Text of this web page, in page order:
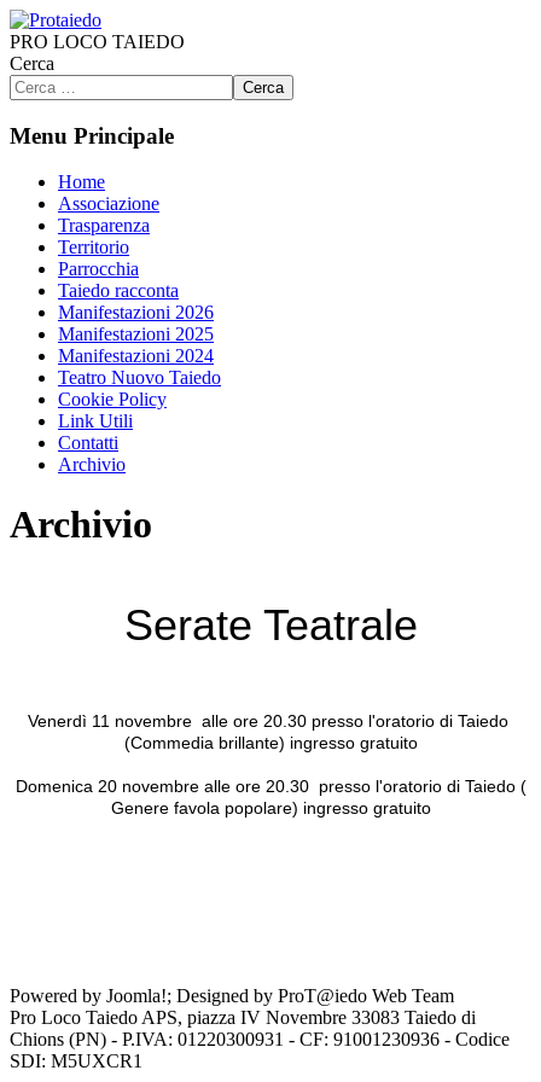
PRO LOCO TAIEDO
Cerca
Cerca
Menu Principale
Home
Associazione
Trasparenza
Territorio
Parrocchia
Taiedo racconta
Manifestazioni 2026
Manifestazioni 2025
Manifestazioni 2024
Teatro Nuovo Taiedo
Cookie Policy
Link Utili
Contatti
Archivio
Archivio
Serate Teatrale
Venerdì 11 novembre alle ore 20.30 presso l'oratorio di Taiedo
(Commedia brillante) ingresso gratuito
Domenica 20 novembre alle ore 20.30 presso l'oratorio di Taiedo (
Genere favola popolare) ingresso gratuito
Powered by Joomla!; Designed by ProT@iedo Web Team
Pro Loco Taiedo APS, piazza IV Novembre 33083 Taiedo di
Chions (PN) - P.IVA: 01220300931 - CF: 91001230936 - Codice
SDI: M5UXCR1